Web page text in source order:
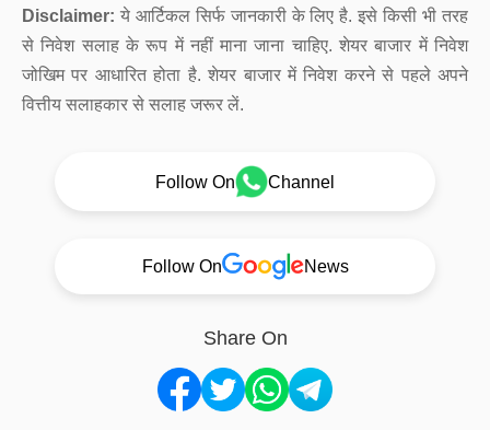
Disclaimer: ये आर्टिकल सिर्फ जानकारी के लिए है. इसे किसी भी तरह
से निवेश सलाह के रूप में नहीं माना जाना चाहिए. शेयर बाजार में निवेश
जोखिम पर आधारित होता है. शेयर बाजार में निवेश करने से पहले अपने
वित्तीय सलाहकार से सलाह जरूर लें.
Follow On Channel
Follow On News
Share On